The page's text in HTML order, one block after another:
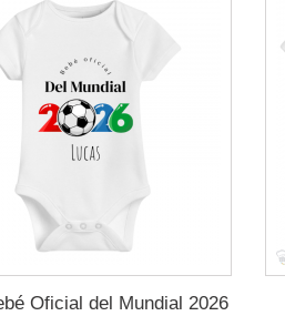
Oficial del Mundial 2026